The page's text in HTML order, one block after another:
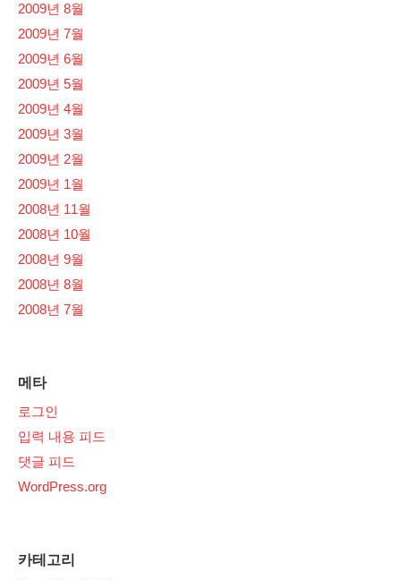
2009년 8월
2009년 7월
2009년 6월
2009년 5월
2009년 4월
2009년 3월
2009년 2월
2009년 1월
2008년 11월
2008년 10월
2008년 9월
2008년 8월
2008년 7월
메타
로그인
입력 내용 피드
댓글 피드
WordPress.org
카테고리